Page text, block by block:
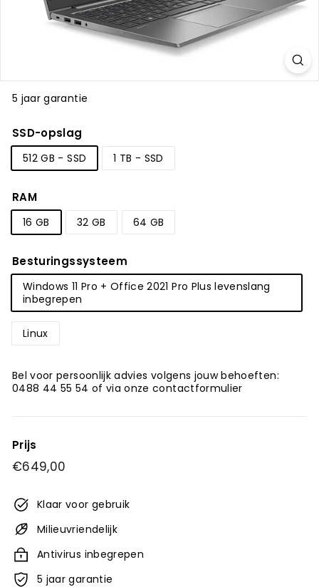
5 jaar garantie
SSD-opslag
512 GB - SSD 1 TB - SSD
RAM
16 GB 32 GB 64 GB
Besturingssysteem
Windows 11 Pro + Office 2021 Pro Plus levenslang
inbegrepen
Linux
Bel voor persoonlijk advies volgens jouw behoeften:
0488 44 55 54 of via onze contactformulier
Prijs
Normale
€649,00
Klaar voor gebruik
Milieuvriendelijk
Antivirus inbegrepen
5 jaar garantie